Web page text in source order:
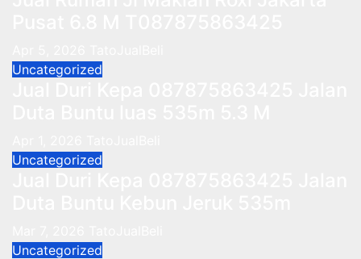
Uncategorized
Uncategorized
Uncategorized